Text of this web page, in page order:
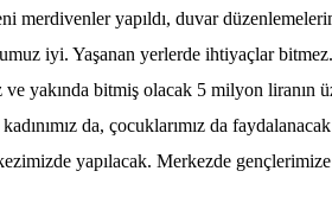
merdivenler yapıldı, duvar
iyi. Yaşanan yerlerde ihtiyaçlar
yakında bitmiş olacak 5 milyon liranın
da, çocuklarımız da
yapılacak. Merkezde